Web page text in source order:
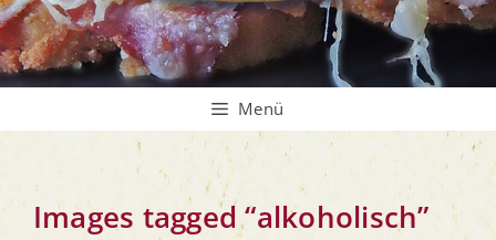
Menü
Images tag­ged “alko­ho­lisch”